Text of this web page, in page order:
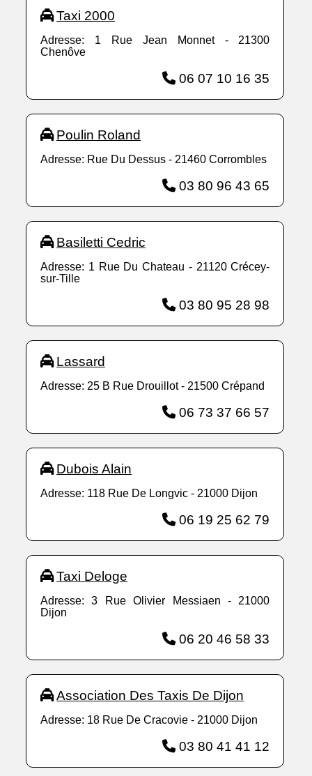
Taxi 2000
Adresse: 1 Rue Jean Monnet - 21300
Chenôve
06 07 10 16 35
Poulin Roland
Adresse: Rue Du Dessus - 21460 Corrombles
03 80 96 43 65
Basiletti Cedric
Adresse: 1 Rue Du Chateau - 21120 Crécey-
sur-Tille
03 80 95 28 98
Lassard
Adresse: 25 B Rue Drouillot - 21500 Crépand
06 73 37 66 57
Dubois Alain
Adresse: 118 Rue De Longvic - 21000 Dijon
06 19 25 62 79
Taxi Deloge
Adresse: 3 Rue Olivier Messiaen - 21000
Dijon
06 20 46 58 33
Association Des Taxis De Dijon
Adresse: 18 Rue De Cracovie - 21000 Dijon
03 80 41 41 12